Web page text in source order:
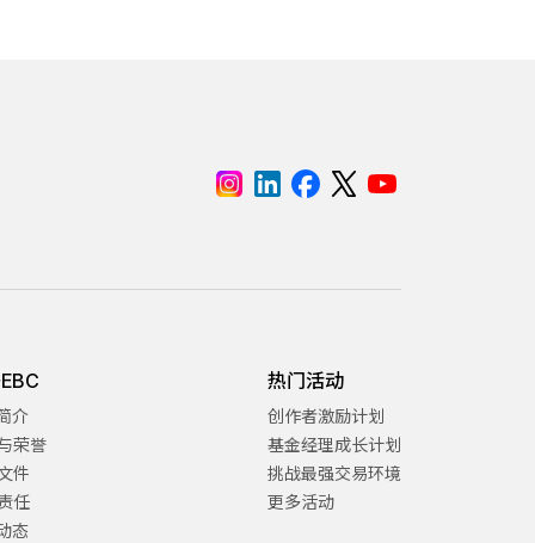
介
荣誉
件
任
态
热门活动
创作者激励计划
基金经理成长计划
挑战最强交易环境
更多活动